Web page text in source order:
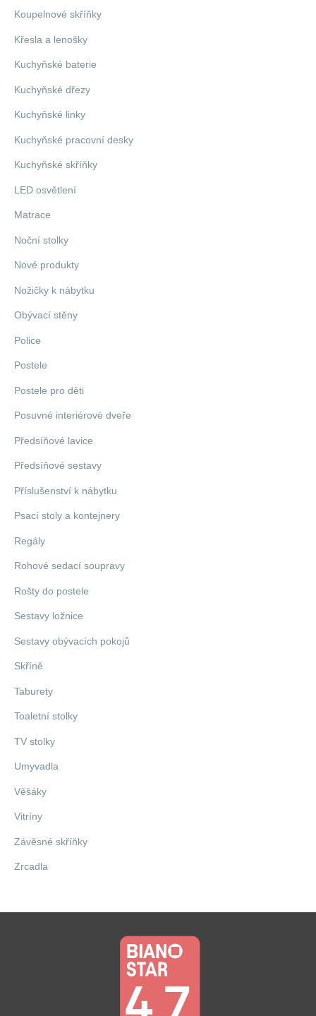
Koupelnové skříňky
Křesla a lenošky
Kuchyňské baterie
Kuchyňské dřezy
Kuchyňské linky
Kuchyňské pracovní desky
Kuchyňské skříňky
LED osvětlení
Matrace
Noční stolky
Nové produkty
Nožičky k nábytku
Obývací stěny
Police
Postele
Postele pro děti
Posuvné interiérové dveře
Předsíňové lavice
Předsíňové sestavy
Příslušenství k nábytku
Psací stoly a kontejnery
Regály
Rohové sedací soupravy
Rošty do postele
Sestavy ložnice
Sestavy obývacích pokojů
Skříně
Taburety
Toaletní stolky
TV stolky
Umyvadla
Věšáky
Vitríny
Závěsné skříňky
Zrcadla